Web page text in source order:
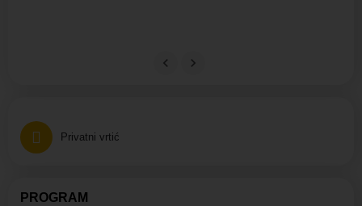
Privatni vrtić
PROGRAM